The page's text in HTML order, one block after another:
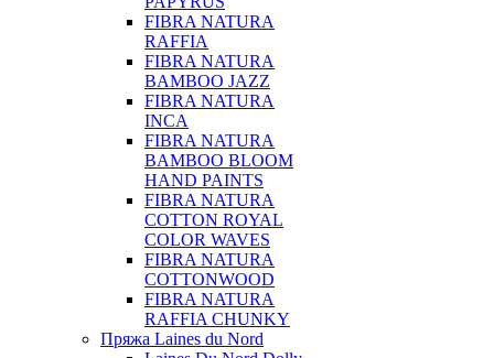
FIBRA NATURA
RAFFIA
FIBRA NATURA
BAMBOO JAZZ
FIBRA NATURA
INCA
FIBRA NATURA
BAMBOO BLOOM
HAND PAINTS
FIBRA NATURA
COTTON ROYAL
COLOR WAVES
FIBRA NATURA
COTTONWOOD
FIBRA NATURA
RAFFIA CHUNKY
Пряжа Laines du Nord